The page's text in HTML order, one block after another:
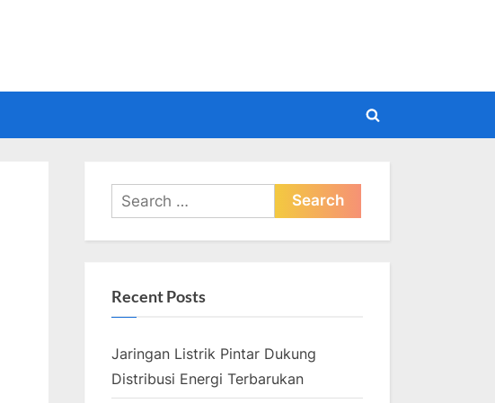
Toggle
Search
for:
Recent Posts
Jaringan Listrik Pintar Dukung
Distribusi Energi Terbarukan